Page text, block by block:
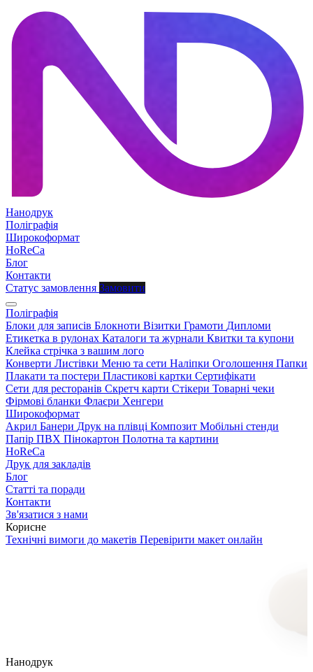
Нанодрук
Поліграфія
Широкоформат
HoReCa
Блог
Контакти
Статус замовлення Замовити
Поліграфія
Блоки для записів Блокноти Візитки Грамоти Дипломи
Етикетка в рулонах Каталоги та журнали Квитки та купони
Клейка стрічка з вашим лого
Конверти Листівки Меню та сети Наліпки Оголошення Папки
Плакати та постери Пластикові картки Сертифікати
Сети для ресторанів Скретч карти Стікери Товарні чеки
Фірмові бланки Флаєри Хенгери
Широкоформат
Акрил Банери Друк на плівці Композит Мобільні стенди
Папір ПВХ Пінокартон Полотна та картини
HoReCa
Друк для закладів
Блог
Статті та поради
Контакти
Зв'язатися з нами
Корисне
Технічні вимоги до макетів Перевірити макет онлайн
Нанодрук